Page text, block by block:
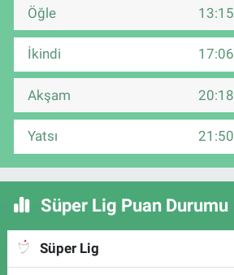
Öğle 13:15
İkindi 17:06
Akşam 20:18
Yatsı 21:50
Süper Lig Puan Durumu
Süper Lig